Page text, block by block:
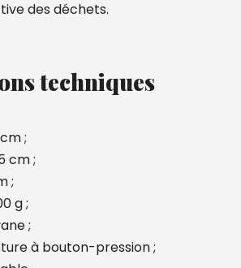
des déchets.
techniques
;
cm ;
;
g ;
;
à bouton-pression ;